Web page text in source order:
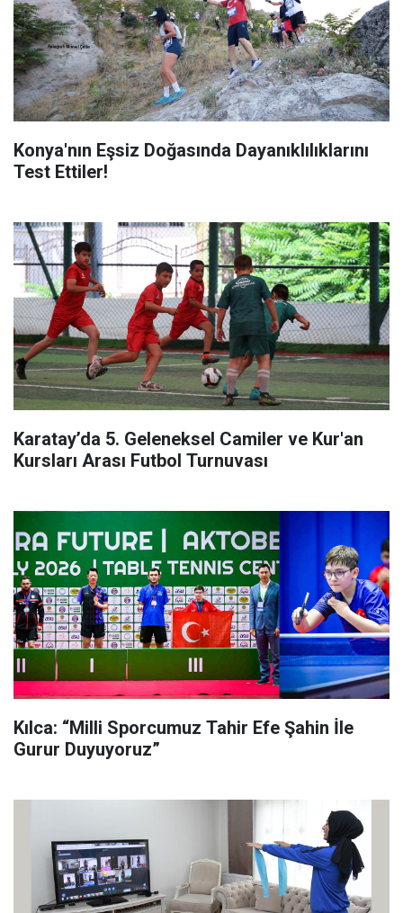
Konya'nın Eşsiz Doğasında Dayanıklılıklarını
Test Ettiler!
Karatay’da 5. Geleneksel Camiler ve Kur'an
Kursları Arası Futbol Turnuvası
Kılca: “Milli Sporcumuz Tahir Efe Şahin İle
Gurur Duyuyoruz”